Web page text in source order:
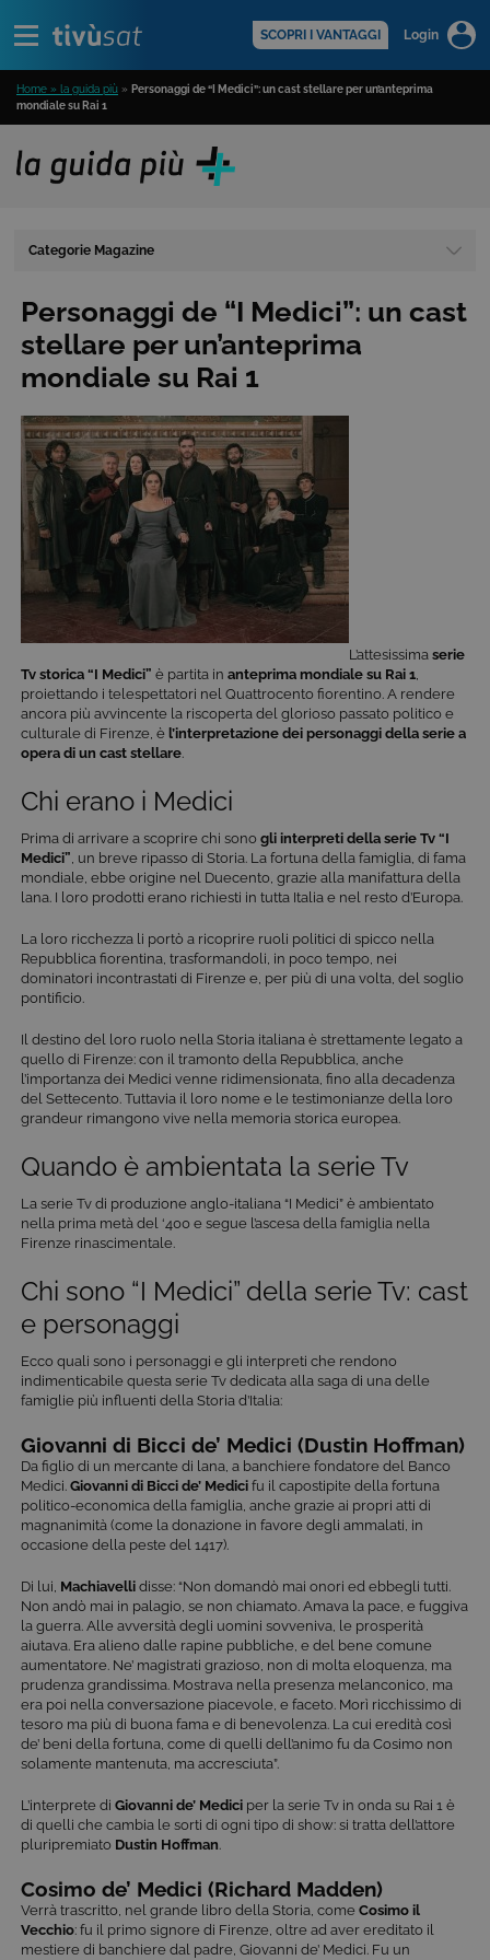
SCOPRI I VANTAGGI Login
Home » la guida più » Personaggi de “I Medici”: un cast stellare per un’anteprima
mondiale su Rai 1
Categorie Magazine
Personaggi de “I Medici”: un cast
stellare per un’anteprima
mondiale su Rai 1
L’attesissima serie
Tv storica “I Medici” è partita in anteprima mondiale su Rai 1
proiettando i telespettatori nel Quattrocento fiorentino. A rendere
ancora più avvincente la riscoperta del glorioso passato politico e
culturale di Firenze, è l’interpretazione dei personaggi della serie a
opera di un cast stellare
Chi erano i Medici
Prima di arrivare a scoprire chi sono gli interpreti della serie Tv “I
Medici” , un breve ripasso di Storia. La fortuna della famiglia, di fama
mondiale, ebbe origine nel Duecento, grazie alla manifattura della
lana. I loro prodotti erano richiesti in tutta Italia e nel resto d’Europa.
La loro ricchezza li portò a ricoprire ruoli politici di spicco nella
Repubblica fiorentina, trasformandoli, in poco tempo, nei
dominatori incontrastati di Firenze e, per più di una volta, del soglio
pontificio.
Il destino del loro ruolo nella Storia italiana è strettamente legato a
quello di Firenze: con il tramonto della Repubblica, anche
l’importanza dei Medici venne ridimensionata, fino alla decadenza
del Settecento. Tuttavia il loro nome e le testimonianze della loro
grandeur rimangono vive nella memoria storica europea.
Quando è ambientata la serie Tv
La serie Tv di produzione anglo-italiana “I Medici” è ambientato
nella prima metà del ‘400 e segue l’ascesa della famiglia nella
Firenze rinascimentale.
Chi sono “I Medici” della serie Tv: cast
e personaggi
Ecco quali sono i personaggi e gli interpreti che rendono
indimenticabile questa serie Tv dedicata alla saga di una delle
famiglie più influenti della Storia d’Italia:
Giovanni di Bicci de’ Medici (Dustin Hoffman)
Da figlio di un mercante di lana, a banchiere fondatore del Banco
Medici. Giovanni di Bicci de’ Medici fu il capostipite della fortuna
politico-economica della famiglia, anche grazie ai propri atti di
magnanimità (come la donazione in favore degli ammalati, in
occasione della peste del 1417).
Di lui, Machiavelli disse: “Non domandò mai onori ed ebbegli tutti.
Non andò mai in palagio, se non chiamato. Amava la pace, e fuggiva
la guerra. Alle avversità degli uomini sovveniva, le prosperità
aiutava. Era alieno dalle rapine pubbliche, e del bene comune
aumentatore. Ne’ magistrati grazioso, non di molta eloquenza, ma
prudenza grandissima. Mostrava nella presenza melanconico, ma
era poi nella conversazione piacevole, e faceto. Morì ricchissimo di
tesoro ma più di buona fama e di benevolenza. La cui eredità così
de’ beni della fortuna, come di quelli dell’animo fu da Cosimo non
solamente mantenuta, ma accresciuta”.
L’interprete di Giovanni de’ Medici per la serie Tv in onda su Rai 1 è
di quelli che cambia le sorti di ogni tipo di show: si tratta dell’attore
pluripremiato Dustin Hoffman
Cosimo de’ Medici (Richard Madden)
Verrà trascritto, nel grande libro della Storia, come Cosimo il
Vecchio: fu il primo signore di Firenze, oltre ad aver ereditato il
mestiere di banchiere dal padre, Giovanni de’ Medici. Fu un